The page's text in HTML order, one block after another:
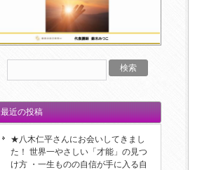
最近の投稿
★八木仁平さんにお会いしてきまし
た！ 世界一やさしい「才能」の見つ
け方 ・一生ものの自信が手に入る自